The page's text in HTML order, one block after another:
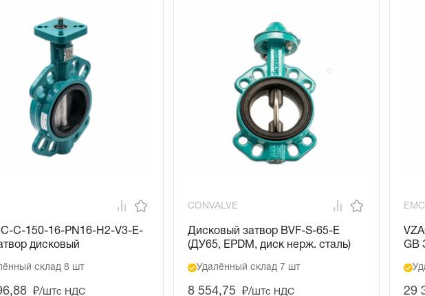
C-150-16-PN16-H2-V3-E-
дисковый
склад 8 шт
₽/штс НДС
CONVALVE
Дисковый затвор BVF-S-65-E
(ДУ65, EPDM, диск нерж. сталь)
Удалённый склад 7 шт
8 554,75 ₽/штс НДС
EMC
GB
29